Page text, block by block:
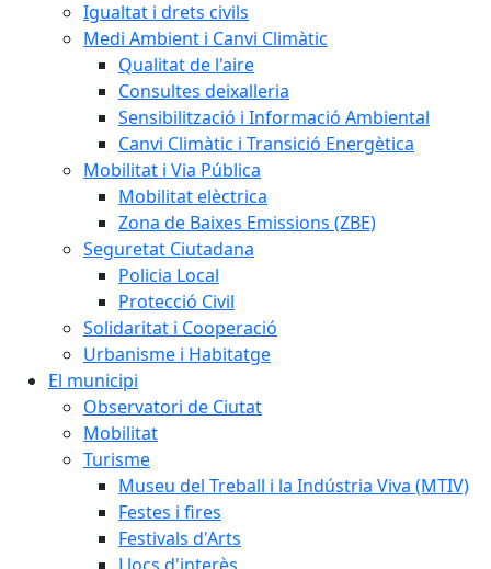
Igualtat i drets civils
Medi Ambient i Canvi Climàtic
Qualitat de l'aire
Consultes deixalleria
Sensibilització i Informació Ambiental
Canvi Climàtic i Transició Energètica
Mobilitat i Via Pública
Mobilitat elèctrica
Zona de Baixes Emissions (ZBE)
Seguretat Ciutadana
Policia Local
Protecció Civil
Solidaritat i Cooperació
Urbanisme i Habitatge
El municipi
Observatori de Ciutat
Mobilitat
Turisme
Museu del Treball i la Indústria Viva (MTIV)
Festes i fires
Festivals d'Arts